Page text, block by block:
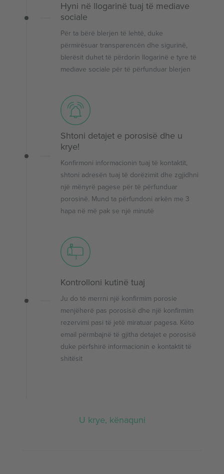
Hyni në llogarinë tuaj të mediave
sociale
Për ta bërë blerjen të lehtë, duke
përmirësuar transparencën dhe sigurinë,
blerësit duhet të përdorin llogarinë e tyre të
mediave sociale për të përfunduar blerjen
Shtoni detajet e porosisë dhe u
krye!
Konfirmoni informacionin tuaj të kontaktit,
shtoni adresën tuaj të dorëzimit dhe zgjidhni
një mënyrë pagese për të përfunduar
porosinë. Mund ta përfundoni arkën me 3
hapa në më pak se një minutë
Kontrolloni kutinë tuaj
Ju do të merrni një konfirmim porosie
menjëherë pas porosisë dhe një konfirmim
rezervimi pasi të jetë miratuar pagesa. Këto
email përmbajnë të gjitha detajet e porosisë
duke përfshirë informacionin e kontaktit të
shitësit
U krye, kënaquni